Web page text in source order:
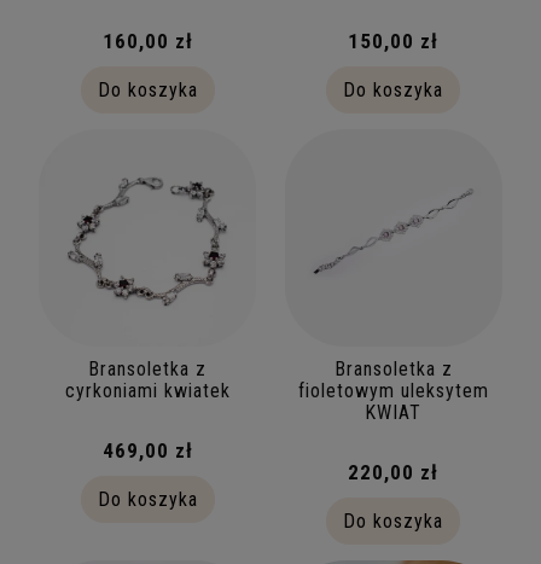
160,00 zł
Do koszyka
150,00 zł
Do koszyka
Bransoletka z
cyrkoniami kwiatek
469,00 zł
Do koszyka
Bransoletka z
fioletowym uleksytem
KWIAT
220,00 zł
Do koszyka